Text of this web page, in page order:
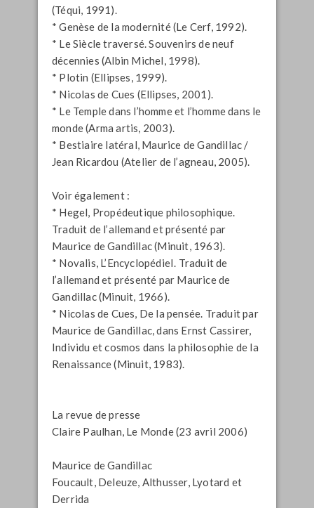
(Téqui, 1991).
*Genèse de la modernité(Le Cerf, 1992).
* Le Siècle traversé.Souvenirs de neuf
décennies (Albin Michel, 1998).
* Plotin (Ellipses, 1999).
* Nicolas de Cues (Ellipses, 2001).
* Le Temple dans l’homme et l’homme dans le
monde(Arma artis, 2003).
* Bestiaire latéral, Maurice de Gandillac /
Jean Ricardou (Atelier de l’agneau, 2005).
Voir également :
* Hegel, Propédeutique philosophique.
Traduit de l’allemand et présenté par
Maurice de Gandillac (Minuit, 1963).
* Novalis, L’EncyclopédieI. Traduit de
l’allemand et présenté par Maurice de
Gandillac (Minuit, 1966).
* Nicolas de Cues, De la pensée. Traduit par
Maurice de Gandillac, dans Ernst Cassirer,
Individu et cosmos dans la philosophie de la
Renaissance(Minuit, 1983).
La revue de presse
Claire Paulhan, Le Monde(23 avril 2006)
Maurice de Gandillac
Foucault, Deleuze, Althusser, Lyotard et
Derrida